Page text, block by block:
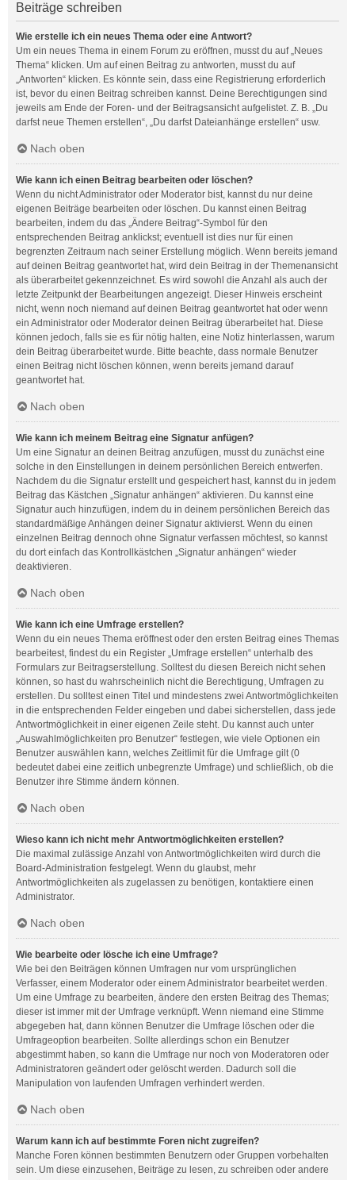
Beiträge schreiben
Wie erstelle ich ein neues Thema oder eine Antwort?
Um ein neues Thema in einem Forum zu eröffnen, musst du auf „Neues
Thema“ klicken. Um auf einen Beitrag zu antworten, musst du auf
„Antworten“ klicken. Es könnte sein, dass eine Registrierung erforderlich
ist, bevor du einen Beitrag schreiben kannst. Deine Berechtigungen sind
jeweils am Ende der Foren- und der Beitragsansicht aufgelistet. Z. B. „Du
darfst neue Themen erstellen“, „Du darfst Dateianhänge erstellen“ usw.
Nach oben
Wie kann ich einen Beitrag bearbeiten oder löschen?
Wenn du nicht Administrator oder Moderator bist, kannst du nur deine
eigenen Beiträge bearbeiten oder löschen. Du kannst einen Beitrag
bearbeiten, indem du das „Ändere Beitrag“-Symbol für den
entsprechenden Beitrag anklickst; eventuell ist dies nur für einen
begrenzten Zeitraum nach seiner Erstellung möglich. Wenn bereits jemand
auf deinen Beitrag geantwortet hat, wird dein Beitrag in der Themenansicht
als überarbeitet gekennzeichnet. Es wird sowohl die Anzahl als auch der
letzte Zeitpunkt der Bearbeitungen angezeigt. Dieser Hinweis erscheint
nicht, wenn noch niemand auf deinen Beitrag geantwortet hat oder wenn
ein Administrator oder Moderator deinen Beitrag überarbeitet hat. Diese
können jedoch, falls sie es für nötig halten, eine Notiz hinterlassen, warum
dein Beitrag überarbeitet wurde. Bitte beachte, dass normale Benutzer
einen Beitrag nicht löschen können, wenn bereits jemand darauf
geantwortet hat.
Nach oben
Wie kann ich meinem Beitrag eine Signatur anfügen?
Um eine Signatur an deinen Beitrag anzufügen, musst du zunächst eine
solche in den Einstellungen in deinem persönlichen Bereich entwerfen.
Nachdem du die Signatur erstellt und gespeichert hast, kannst du in jedem
Beitrag das Kästchen „Signatur anhängen“ aktivieren. Du kannst eine
Signatur auch hinzufügen, indem du in deinem persönlichen Bereich das
standardmäßige Anhängen deiner Signatur aktivierst. Wenn du einen
einzelnen Beitrag dennoch ohne Signatur verfassen möchtest, so kannst
du dort einfach das Kontrollkästchen „Signatur anhängen“ wieder
deaktivieren.
Nach oben
Wie kann ich eine Umfrage erstellen?
Wenn du ein neues Thema eröffnest oder den ersten Beitrag eines Themas
bearbeitest, findest du ein Register „Umfrage erstellen“ unterhalb des
Formulars zur Beitragserstellung. Solltest du diesen Bereich nicht sehen
können, so hast du wahrscheinlich nicht die Berechtigung, Umfragen zu
erstellen. Du solltest einen Titel und mindestens zwei Antwortmöglichkeiten
in die entsprechenden Felder eingeben und dabei sicherstellen, dass jede
Antwortmöglichkeit in einer eigenen Zeile steht. Du kannst auch unter
„Auswahlmöglichkeiten pro Benutzer“ festlegen, wie viele Optionen ein
Benutzer auswählen kann, welches Zeitlimit für die Umfrage gilt (0
bedeutet dabei eine zeitlich unbegrenzte Umfrage) und schließlich, ob die
Benutzer ihre Stimme ändern können.
Nach oben
Wieso kann ich nicht mehr Antwortmöglichkeiten erstellen?
Die maximal zulässige Anzahl von Antwortmöglichkeiten wird durch die
Board-Administration festgelegt. Wenn du glaubst, mehr
Antwortmöglichkeiten als zugelassen zu benötigen, kontaktiere einen
Administrator.
Nach oben
Wie bearbeite oder lösche ich eine Umfrage?
Wie bei den Beiträgen können Umfragen nur vom ursprünglichen
Verfasser, einem Moderator oder einem Administrator bearbeitet werden.
Um eine Umfrage zu bearbeiten, ändere den ersten Beitrag des Themas;
dieser ist immer mit der Umfrage verknüpft. Wenn niemand eine Stimme
abgegeben hat, dann können Benutzer die Umfrage löschen oder die
Umfrageoption bearbeiten. Sollte allerdings schon ein Benutzer
abgestimmt haben, so kann die Umfrage nur noch von Moderatoren oder
Administratoren geändert oder gelöscht werden. Dadurch soll die
Manipulation von laufenden Umfragen verhindert werden.
Nach oben
Warum kann ich auf bestimmte Foren nicht zugreifen?
Manche Foren können bestimmten Benutzern oder Gruppen vorbehalten
sein. Um diese einzusehen, Beiträge zu lesen, zu schreiben oder andere